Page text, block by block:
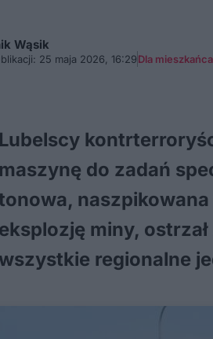
Wąsik
25 maja 2026, 16:29Dla mieszkańca
Lubelscy
maszynę do zadań
eksplozję miny,
regionalne